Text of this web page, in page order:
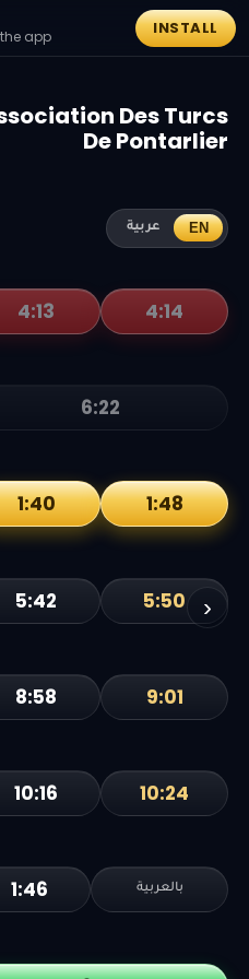
app INSTALL
Des Turcs
De Pontarlier
عربية EN
›
4:13 4:14
6:22
1:40 1:48
5:42 5:50
8:58 9:01
10:16 10:24
1:46 بالعربية